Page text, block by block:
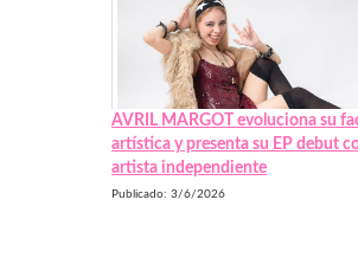
AVRIL MARGOT evoluciona su
artística y presenta su EP debut
artista independiente
Publicado: 3/6/2026